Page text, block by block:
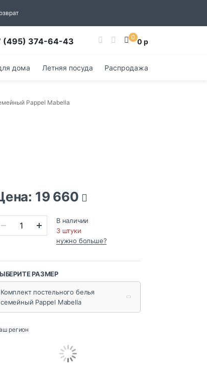
(495) 374-64-43 0 0 р
дома Летняя посуда Распродажа
Pappel Mabella
19 660
В наличии
3 штуки
нужно больше?
РАЗМЕР
Комплект постельного белья
семейный Pappel Mabella
регион